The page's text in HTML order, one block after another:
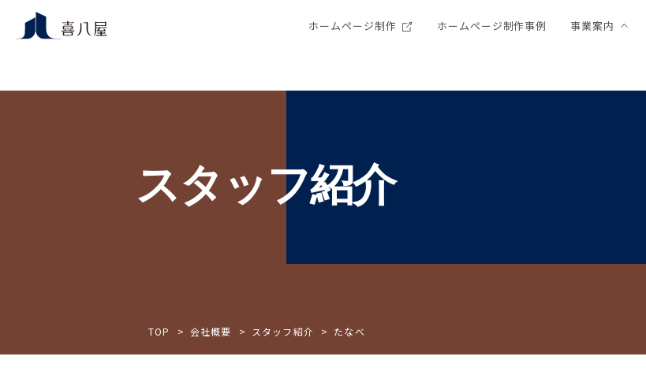
ホームページ制作 ホームページ制作事例 事業案内
スタッフ紹介
TOP 会社概要 スタッフ紹介 たなべ